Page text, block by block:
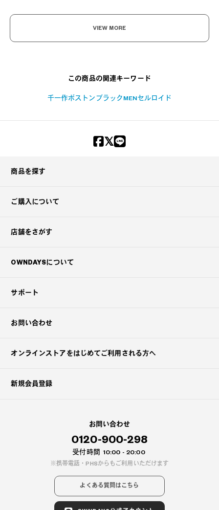
VIEW MORE
この商品の関連キーワード
千一作ボストン ブラック MENセルロイド
商品を探す
ご購入について
店舗をさがす
OWNDAYSについて
サポート
お問い合わせ
オンラインストアをはじめてご利用される方へ
新規会員登録
お問い合わせ
0120-900-298
受付時間 10:00 - 20:00
携帯電話・PHSからもご利用いただけます
よくある質問はこちら